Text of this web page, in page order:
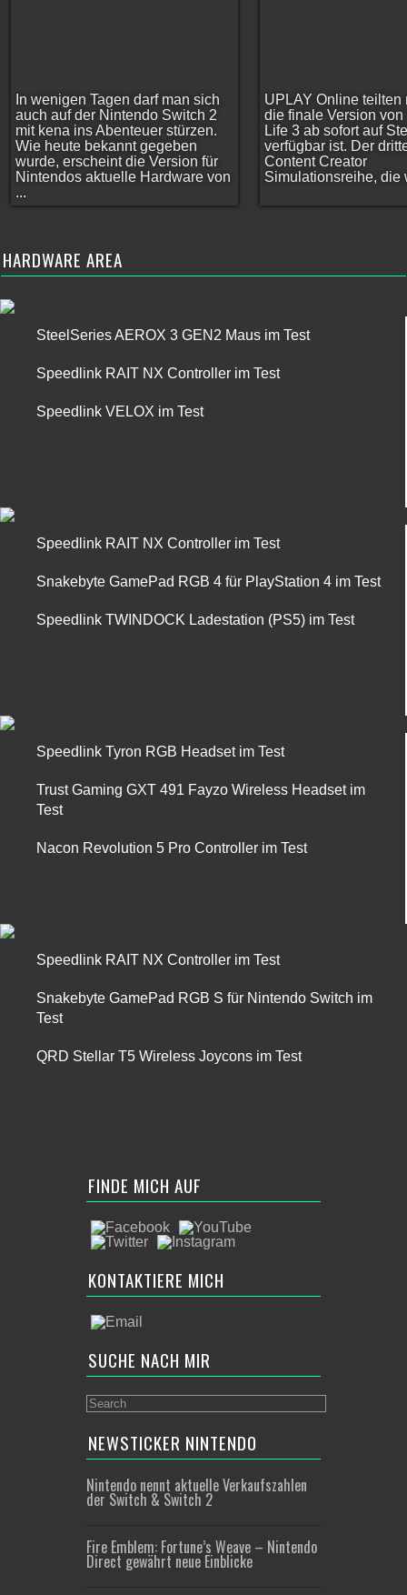
In wenigen Tagen darf man sich
auch auf der Nintendo Switch 2
mit kena ins Abenteuer stürzen.
Wie heute bekannt gegeben
wurde, erscheint die Version für
Nintendos aktuelle Hardware von
...
UPLAY Online teilten
die finale Version von
Life 3 ab sofort auf
verfügbar ist. Der
Content Creator
Simulationsreihe, die
HARDWARE AREA
SteelSeries AEROX 3 GEN2 Maus im Test
Speedlink RAIT NX Controller im Test
Speedlink VELOX im Test
Speedlink RAIT NX Controller im Test
Snakebyte GamePad RGB 4 für PlayStation 4 im Test
Speedlink TWINDOCK Ladestation (PS5) im Test
Speedlink Tyron RGB Headset im Test
Trust Gaming GXT 491 Fayzo Wireless Headset im
Test
Nacon Revolution 5 Pro Controller im Test
Speedlink RAIT NX Controller im Test
Snakebyte GamePad RGB S für Nintendo Switch im
Test
QRD Stellar T5 Wireless Joycons im Test
FINDE MICH AUF
KONTAKTIERE MICH
SUCHE NACH MIR
NEWSTICKER NINTENDO
Nintendo nennt aktuelle Verkaufszahlen
der Switch & Switch 2
Fire Emblem: Fortune’s Weave – Nintendo
Direct gewährt neue Einblicke